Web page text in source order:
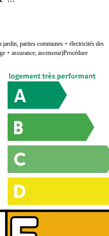
jardin, parties communes + électricités des
+ assurance, ascenseur)Procédure